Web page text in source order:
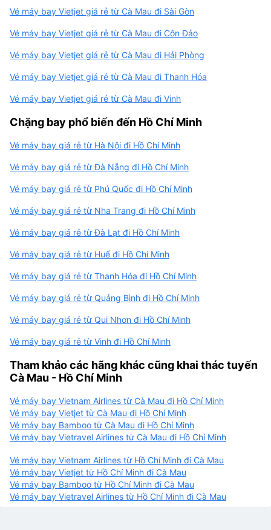
Vé máy bay Vietjet giá rẻ từ Cà Mau đi Sài Gòn
Vé máy bay Vietjet giá rẻ từ Cà Mau đi Côn Đảo
Vé máy bay Vietjet giá rẻ từ Cà Mau đi Hải Phòng
Vé máy bay Vietjet giá rẻ từ Cà Mau đi Thanh Hóa
Vé máy bay Vietjet giá rẻ từ Cà Mau đi Vinh
Chặng bay phổ biến đến Hồ Chí Minh
Vé máy bay giá rẻ từ Hà Nội đi Hồ Chí Minh
Vé máy bay giá rẻ từ Đà Nẵng đi Hồ Chí Minh
Vé máy bay giá rẻ từ Phú Quốc đi Hồ Chí Minh
Vé máy bay giá rẻ từ Nha Trang đi Hồ Chí Minh
Vé máy bay giá rẻ từ Đà Lạt đi Hồ Chí Minh
Vé máy bay giá rẻ từ Huế đi Hồ Chí Minh
Vé máy bay giá rẻ từ Thanh Hóa đi Hồ Chí Minh
Vé máy bay giá rẻ từ Quảng Bình đi Hồ Chí Minh
Vé máy bay giá rẻ từ Qui Nhơn đi Hồ Chí Minh
Vé máy bay giá rẻ từ Vinh đi Hồ Chí Minh
Tham khảo các hãng khác cũng khai thác tuyến
Cà Mau - Hồ Chí Minh
Vé máy bay Vietnam Airlines từ Cà Mau đi Hồ Chí Minh
Vé máy bay Vietjet từ Cà Mau đi Hồ Chí Minh
Vé máy bay Bamboo từ Cà Mau đi Hồ Chí Minh
Vé máy bay Vietravel Airlines từ Cà Mau đi Hồ Chí Minh
Vé máy bay Vietnam Airlines từ Hồ Chí Minh đi Cà Mau
Vé máy bay Vietjet từ Hồ Chí Minh đi Cà Mau
Vé máy bay Bamboo từ Hồ Chí Minh đi Cà Mau
Vé máy bay Vietravel Airlines từ Hồ Chí Minh đi Cà Mau